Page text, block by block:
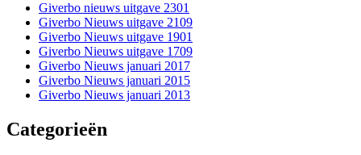
Giverbo nieuws uitgave 2301
Giverbo Nieuws uitgave 2109
Giverbo Nieuws uitgave 1901
Giverbo Nieuws uitgave 1709
Giverbo Nieuws januari 2017
Giverbo Nieuws januari 2015
Giverbo Nieuws januari 2013
Categorieën